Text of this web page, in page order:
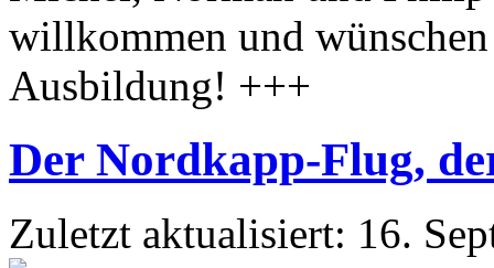
Der Nordkapp-Flug,
Zuletzt aktualisiert: 16.